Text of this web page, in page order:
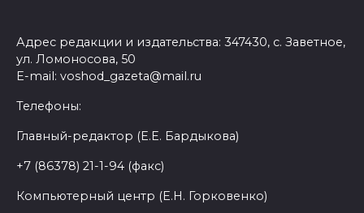
Адрес редакции и издательства: 347430, с. Заветное,
ул. Ломоносова, 50
E-mail: voshod_gazeta@mail.ru
Телефоны:
Главный-редактор (Е.Е. Бардыкова)
+7 (86378) 21-1-94 (факс)
Компьютерный центр (Е.Н. Горковенко)